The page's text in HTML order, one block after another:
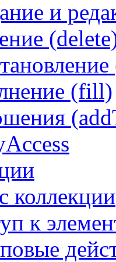
и
(fill)
коллекции
к